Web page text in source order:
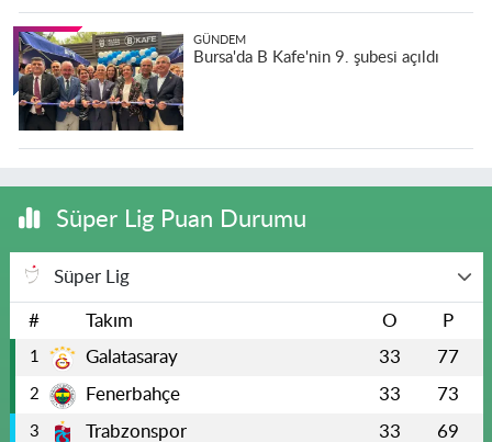
GÜNDEM
Bursa'da B Kafe'nin 9. şubesi açıldı
Süper Lig Puan Durumu
Süper Lig
# Takım O P
1 Galatasaray 33 77
2 Fenerbahçe 33 73
3 Trabzonspor 33 69